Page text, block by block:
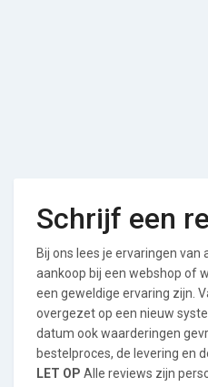
Schrijf een
Bij ons lees je ervaringen
aankoop bij een webshop of
een geweldige ervaring zijn.
overgezet op een nieuw
datum ook waarderingen
bestelproces, de levering en
LET OP Alle reviews zijn